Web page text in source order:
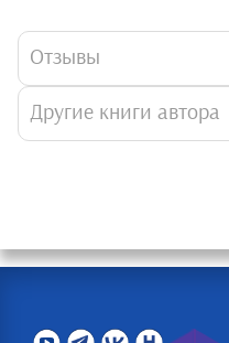
Отзывы
Другие книги автора